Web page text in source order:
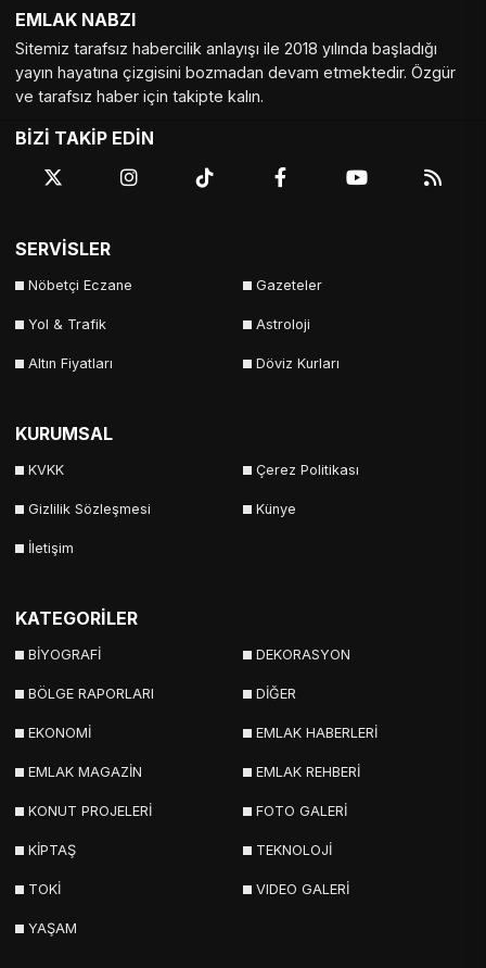
EMLAK NABZI
Sitemiz tarafsız habercilik anlayışı ile 2018 yılında başladığı
yayın hayatına çizgisini bozmadan devam etmektedir. Özgür
ve tarafsız haber için takipte kalın.
BİZİ TAKİP EDİN
SERVİSLER
Nöbetçi Eczane Gazeteler
Yol & Trafik Astroloji
Altın Fiyatları Döviz Kurları
KURUMSAL
KVKK Çerez Politikası
Gizlilik Sözleşmesi Künye
İletişim
KATEGORİLER
BİYOGRAFİ DEKORASYON
BÖLGE RAPORLARI DİĞER
EKONOMİ EMLAK HABERLERİ
EMLAK MAGAZİN EMLAK REHBERİ
KONUT PROJELERİ FOTO GALERİ
KİPTAŞ TEKNOLOJİ
TOKİ VIDEO GALERİ
YAŞAM